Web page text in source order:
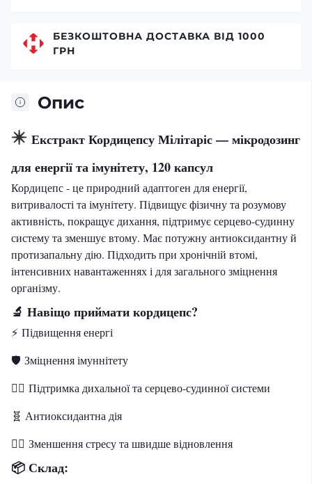
Опис
✴️ Екстракт Кордицепсу Мілітаріс — мікродозинг
для енергії та імунітету, 120 капсул
Кордицепс - це природний адаптоген для енергії,
витривалості та імунітету. Підвищує фізичну та розумову
активність, покращує дихання, підтримує серцево-судинну
систему та зменшує втому. Має потужну антиоксидантну й
протизапальну дію. Підходить при хронічній втомі,
інтенсивних навантаженнях і для загального зміцнення
організму.
🔬 Навіщо приймати кордицепс?
⚡️ Підвищення енергі
🛡️ Зміцнення імуннітету
🧘‍♀️ Підтримка дихальної та серцево-судинної системи
🧬 Антиоксидантна дія
🧘‍♂️ Зменшення стресу та швидше відновлення
📦 Склад:
БЕЗКОШТОВНА ДОСТАВКА ВІД 1000
ГРН